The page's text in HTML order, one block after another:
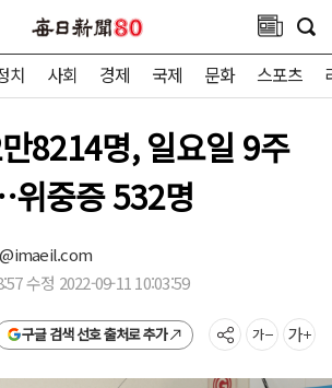
치 사회 경제 국제 문화 스포츠
8214명, 일요일 9주
중증 532명
수정 2022-09-11 10:03:59
구글 검색 선호 출처로 추가